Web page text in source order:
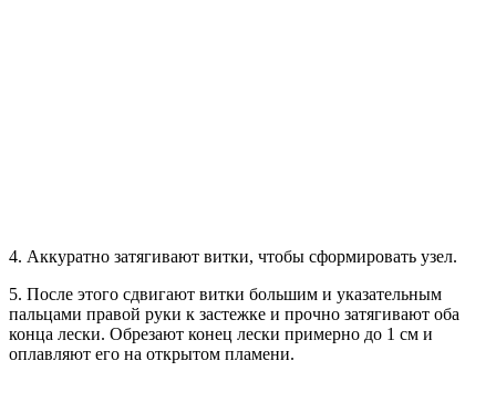
4. Аккуратно затягивают витки, чтобы сформировать узел.
5. После этого сдвигают витки большим и указательным
пальцами правой руки к застежке и прочно затягивают оба
конца лески. Обрезают конец лески примерно до 1 см и
оплавляют его на открытом пламени.